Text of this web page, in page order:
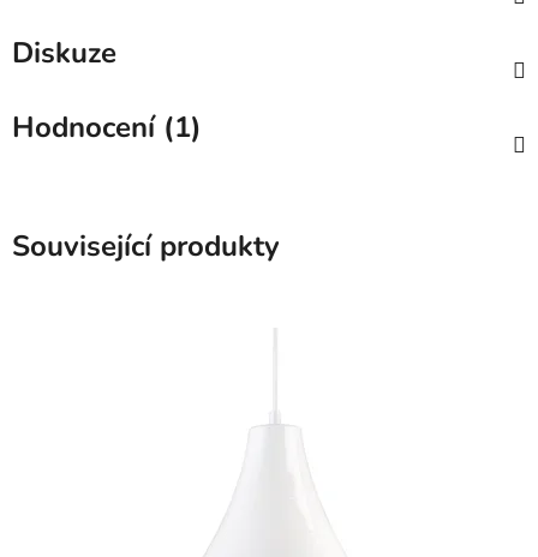
Diskuze
Hodnocení (1)
Související produkty